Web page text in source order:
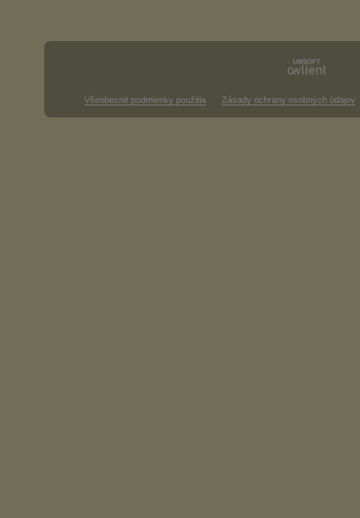
Všeobecné podmienky použitia Zásady ochrany osobných údajov